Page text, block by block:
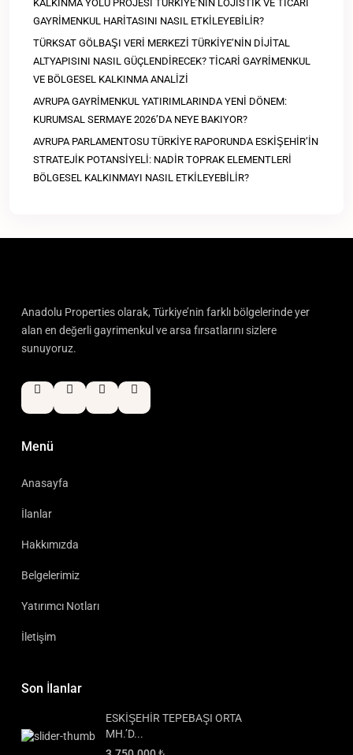
KALKINMA YOLU PROJESİ TÜRKİYE’NİN LOJİSTİK VE TİCARİ
GAYRİMENKUL HARİTASINI NASIL ETKİLEYEBİLİR?
TÜRKSAT GÖLBAŞI VERİ MERKEZİ TÜRKİYE’NİN DİJİTAL
ALTYAPISINI NASIL GÜÇLENDİRECEK? TİCARİ GAYRİMENKUL
VE BÖLGESEL KALKINMA ANALİZİ
AVRUPA GAYRİMENKUL YATIRIMLARINDA YENİ DÖNEM:
KURUMSAL SERMAYE 2026’DA NEYE BAKIYOR?
AVRUPA PARLAMENTOSU TÜRKİYE RAPORUNDA ESKİŞEHİR’İN
STRATEJİK POTANSİYELİ: NADİR TOPRAK ELEMENTLERİ
BÖLGESEL KALKINMAYI NASIL ETKİLEYEBİLİR?
Anadolu Properties olarak, Türkiye’nin farklı bölgelerinde yer
alan en değerli gayrimenkul ve arsa fırsatlarını sizlere
sunuyoruz.
Menü
Anasayfa
İlanlar
Hakkımızda
Belgelerimiz
Yatırımcı Notları
İletişim
Son İlanlar
ESKİŞEHİR TEPEBAŞI ORTA
MH.’D...